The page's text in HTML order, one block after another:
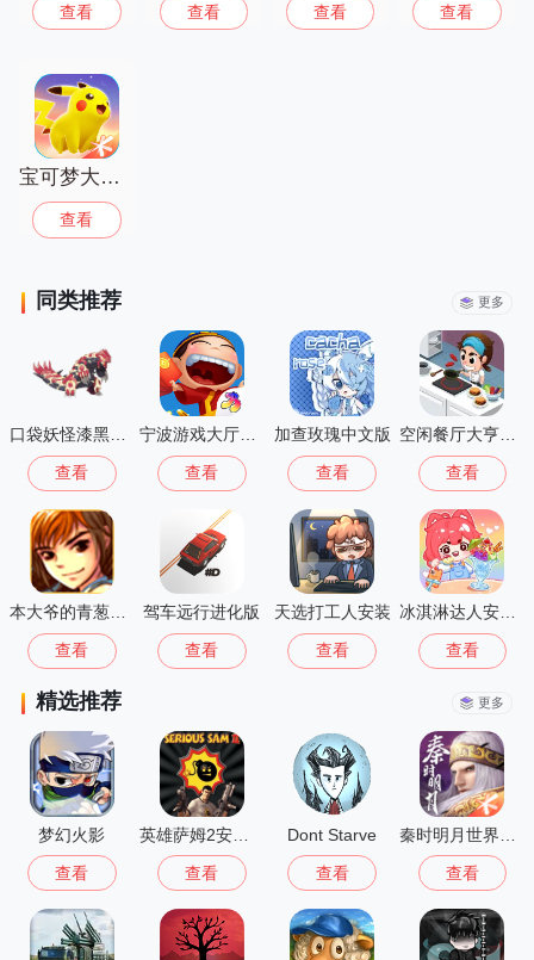
查看 查看 查看 查看
宝可梦大集结
查看
同类推荐 更多
查看 查看
加查玫瑰中文版
查看 查看
本大爷的青葱岁月游戏安装
查看
驾车远行进化版
查看
天选打工人安装
查看
冰淇淋达人安卓版
查看
精选推荐 更多
梦幻火影
查看 查看
Dont Starve
查看 查看